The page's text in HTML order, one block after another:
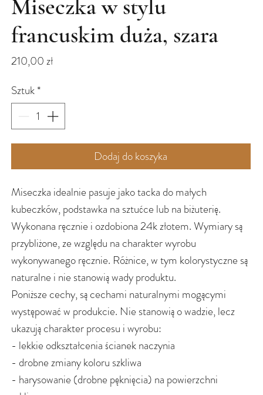
Miseczka w stylu
francuskim duża, szara
210,00 złCena
Sztuk *
Dodaj do koszyka
Miseczka idealnie pasuje jako tacka do małych
kubeczków, podstawka na sztućce lub na biżuterię.
Wykonana ręcznie i ozdobiona 24k złotem. Wymiary są
przybliżone, ze względu na charakter wyrobu
wykonywanego ręcznie. Różnice, w tym kolorystyczne są
naturalne i nie stanowią wady produktu.
Poniższe cechy, są cechami naturalnymi mogącymi
występować w produkcie. Nie stanowią o wadzie, lecz
ukazują charakter procesu i wyrobu:
- lekkie odkształcenia ścianek naczynia
- drobne zmiany koloru szkliwa
- harysowanie (drobne pęknięcia) na powierzchni